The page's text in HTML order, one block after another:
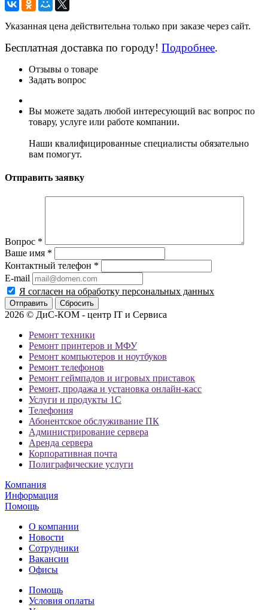
Указанная цена действительна только при заказе через сайт.
Бесплатная доставка по городу! Подробнее.
Отзывы о товаре
Задать вопрос
Вы можете задать любой интересующий вас вопрос по
товару, услуге или работе компании.
Наши квалифицированные специалисты обязательно
вам помогут.
Отправить заявку
Вопрос *
Ваше имя *
Контактный телефон *
E-mail
Я согласен на обработку персональных данных
Сбросить
2026 © ДиС-КОМ - центр IT и Сервиса
Ремонт техники
Ремонт принтеров и МФУ
Ремонт компьютеров и ноутбуков
Ремонт телефонов
Ремонт геймпадов и игровых приставок
Ремонт, продажа и установка онлайн-касс
Услуги и продукты 1С
Телефония
Абонентское обслуживание ПК
Администрирование сервера
Аренда сервера
Корпоративная почта
Полиграфические услуги
Компания
Информация
Помощь
О компании
Новости
Сотрудники
Вакансии
Офисы
Помощь
Условия оплаты